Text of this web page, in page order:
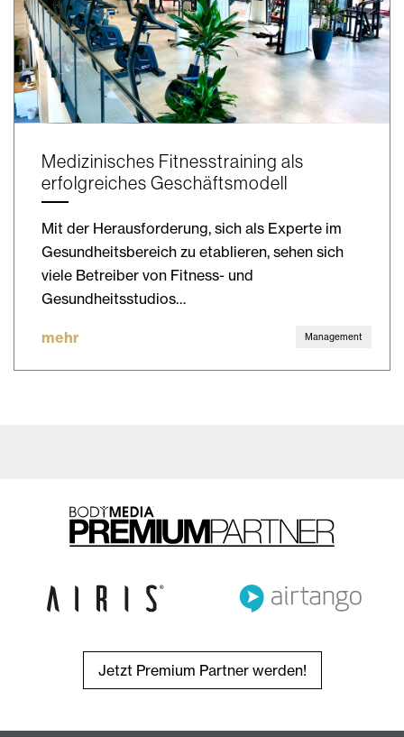
Medizinisches Fitnesstraining als
erfolgreiches Geschäftsmodell
Mit der Herausforderung, sich als Experte im
Gesundheitsbereich zu etablieren, sehen sich
viele Betreiber von Fitness- und
Gesundheitsstudios…
mehr Management
Jetzt Premium Partner werden!